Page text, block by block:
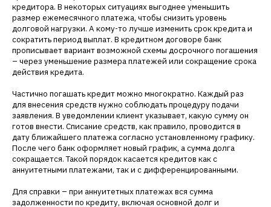
кредитора. В некоторых ситуациях выгоднее уменьшить
размер ежемесячного платежа, чтобы снизить уровень
долговой нагрузки. А кому-то лучше изменить срок кредита и
сократить период выплат. В кредитном договоре банк
прописывает вариант возможной схемы досрочного погашения
– через уменьшение размера платежей или сокращение срока
действия кредита.
Частично погашать кредит можно многократно. Каждый раз
для внесения средств нужно соблюдать процедуру подачи
заявления. В уведомлении клиент указывает, какую сумму он
готов внести. Списание средств, как правило, проводится в
дату ближайшего платежа согласно установленному графику.
После чего банк оформляет новый график, а сумма долга
сокращается. Такой порядок касается кредитов как с
аннуитетными платежами, так и с дифференцированными.
Для справки – при аннуитетных платежах вся сумма
задолженности по кредиту, включая основной долг и